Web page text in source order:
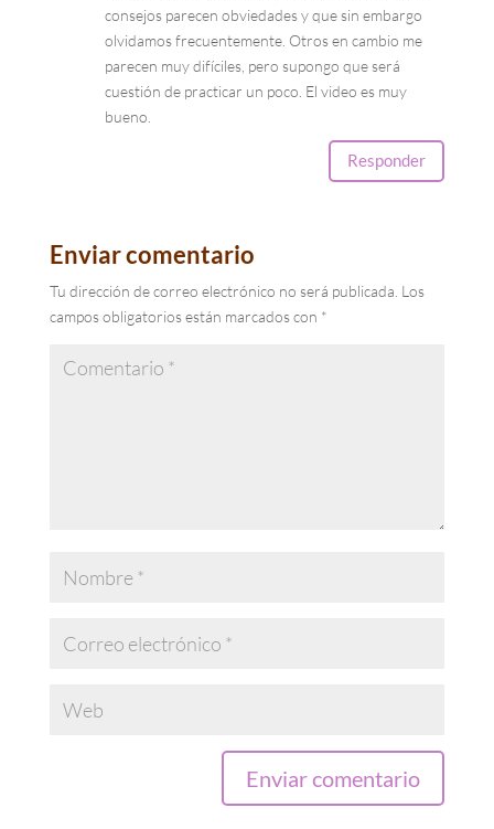
consejos parecen obviedades y que sin embargo
olvidamos frecuentemente. Otros en cambio me
parecen muy difíciles, pero supongo que será
cuestión de practicar un poco. El video es muy
bueno.
Responder
Enviar comentario
Tu dirección de correo electrónico no será publicada. Los
campos obligatorios están marcados con *